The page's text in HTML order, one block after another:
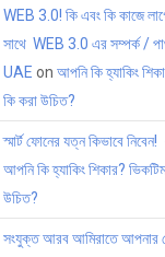
WEB 3.0! কি এবং কি কাজে
সাথে WEB 3.0 এর সম্পর্ক /
UAE onআপনি কি হ্যাকিং
কি করা উচিত?
স্মার্ট ফোনের যত্ন কিভাবে
আপনি কি হ্যাকিং শিকার?
উচিত?
সংযুক্ত আরব আমিরাতে আপনার